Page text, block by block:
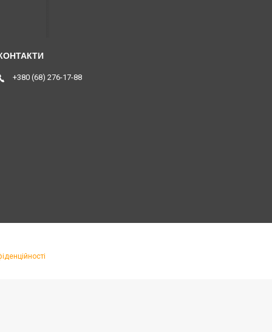
+380 (68) 276-17-88